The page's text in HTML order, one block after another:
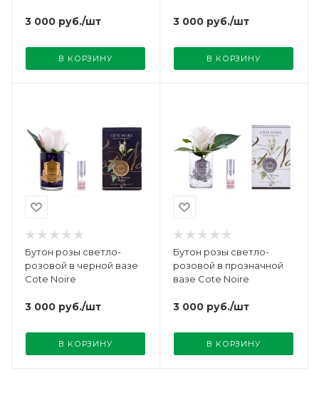
3 000 руб./шт
В КОРЗИНУ
3 000 руб./шт
В КОРЗИНУ
Бутон розы светло-
розовой в черной вазе
Cote Noire
3 000 руб./шт
В КОРЗИНУ
Бутон розы светло-
розовой в прозначной
вазе Cote Noire
3 000 руб./шт
В КОРЗИНУ